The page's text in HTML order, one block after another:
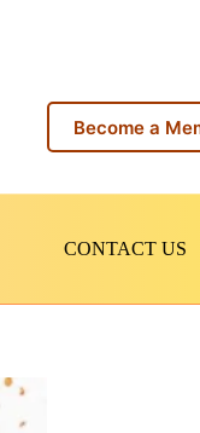
Become a
CONTACT US